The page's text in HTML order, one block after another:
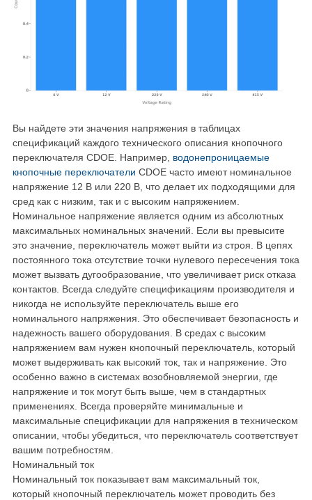
Вы найдете эти значения напряжения в таблицах
спецификаций каждого технического описания кнопочного
переключателя CDOE. Например, водонепроницаемые
кнопочные переключатели CDOE часто имеют номинальное
напряжение 12 В или 220 В, что делает их подходящими для
сред как с низким, так и с высоким напряжением.
Номинальное напряжение является одним из абсолютных
максимальных номинальных значений. Если вы превысите
это значение, переключатель может выйти из строя. В цепях
постоянного тока отсутствие точки нулевого пересечения тока
может вызвать дугообразование, что увеличивает риск отказа
контактов. Всегда следуйте спецификациям производителя и
никогда не используйте переключатель выше его
номинального напряжения. Это обеспечивает безопасность и
надежность вашего оборудования. В средах с высоким
напряжением вам нужен кнопочный переключатель, который
может выдерживать как высокий ток, так и напряжение. Это
особенно важно в системах возобновляемой энергии, где
напряжение и ток могут быть выше, чем в стандартных
применениях. Всегда проверяйте минимальные и
максимальные спецификации для напряжения в техническом
описании, чтобы убедиться, что переключатель соответствует
вашим потребностям.
Номинальный ток
Номинальный ток показывает вам максимальный ток,
который кнопочный переключатель может проводить без